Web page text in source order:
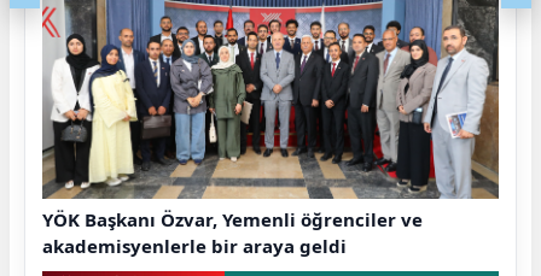
YÖK Başkanı Özvar, Yemenli öğrenciler ve
akademisyenlerle bir araya geldi